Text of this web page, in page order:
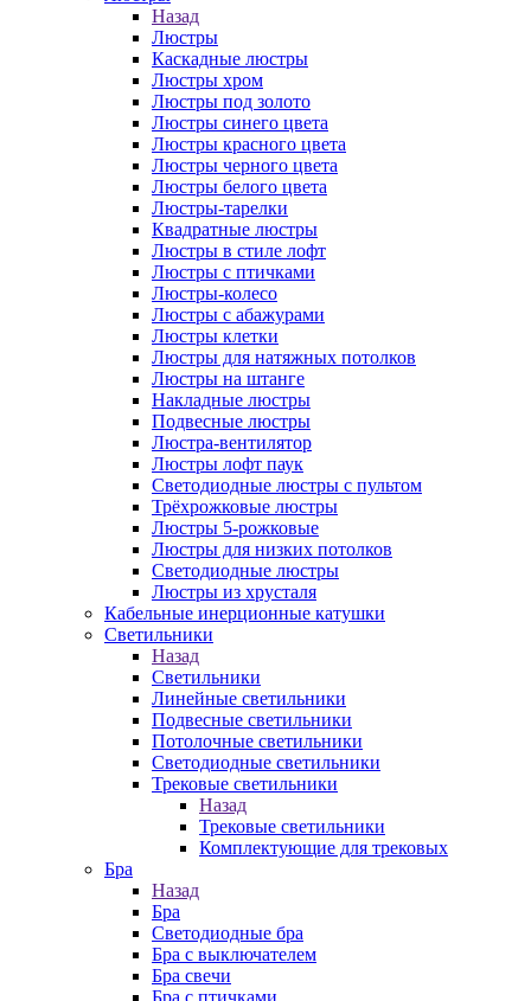
Назад
Люстры
Каскадные люстры
Люстры хром
Люстры под золото
Люстры синего цвета
Люстры красного цвета
Люстры черного цвета
Люстры белого цвета
Люстры-тарелки
Квадратные люстры
Люстры в стиле лофт
Люстры с птичками
Люстры-колесо
Люстры с абажурами
Люстры клетки
Люстры для натяжных потолков
Люстры на штанге
Накладные люстры
Подвесные люстры
Люстра-вентилятор
Люстры лофт паук
Светодиодные люстры с пультом
Трёхрожковые люстры
Люстры 5-рожковые
Люстры для низких потолков
Cветодиодные люстры
Люстры из хрусталя
Кабельные инерционные катушки
Светильники
Назад
Светильники
Линейные светильники
Подвесные светильники
Потолочные светильники
Светодиодные светильники
Трековые светильники
Назад
Трековые светильники
Комплектующие для трековых
Бра
Назад
Бра
Светодиодные бра
Бра с выключателем
Бра свечи
Бра с птичками